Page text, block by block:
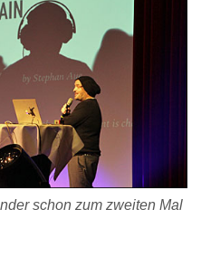
schon zum zweiten Mal